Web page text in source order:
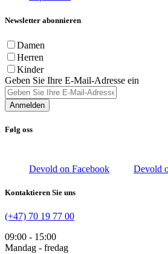
Newsletter abonnieren
Damen
Herren
Kinder
Geben Sie Ihre E-Mail-Adresse ein
Anmelden
Følg oss
Devold on Facebook Devold
Kontaktieren Sie uns
(+47) 70 19 77 00
09:00 - 15:00
Mandag - fredag